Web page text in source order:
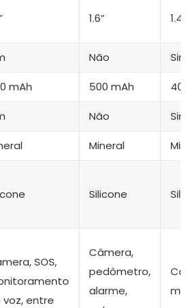
1.6”
Não Sim
mAh 500 mAh
Não Sim
Mineral
Silicone
SOS,
voz, entre
Câmera,
pedômetro,
alarme,